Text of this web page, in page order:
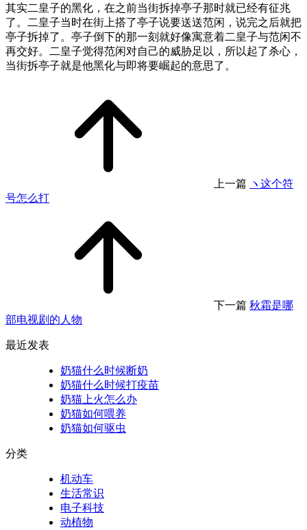
其实二皇子的黑化，在之前当街拆掉亭子那时就已经有征兆
了。二皇子当时在街上搭了亭子说要送送范闲，说完之后就把
亭子拆掉了。亭子倒下的那一刻就好像寓意着二皇子与范闲不
再交好。二皇子觉得范闲对自己的威胁足以，所以起了杀心，
当街拆亭子就是他黑化与即将要崛起的意思了。
上一篇 ヽ这个符
号怎么打
下一篇 秋霜是哪
部电视剧的人物
最近发表
奶猫什么时候断奶
奶猫什么时候打疫苗
奶猫上火怎么办
奶猫如何喂养
奶猫如何驱虫
分类
机动车
生活常识
电子科技
动植物